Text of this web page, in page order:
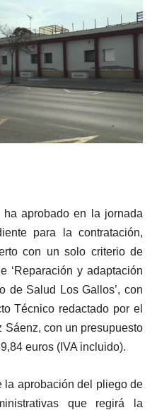
aprobado en la jornada
para la contratación,
con un solo criterio de
‘Reparación y adaptación
de Salud Los Gallos’, con
Técnico redactado por el
Sáenz, con un presupuesto
euros (IVA incluido).
la aprobación del pliego de
que regirá la